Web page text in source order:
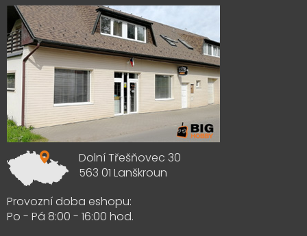
Dolní Třešňovec 30
563 01 Lanškroun
Provozní doba eshopu:
Po - Pá 8:00 - 16:00 hod.